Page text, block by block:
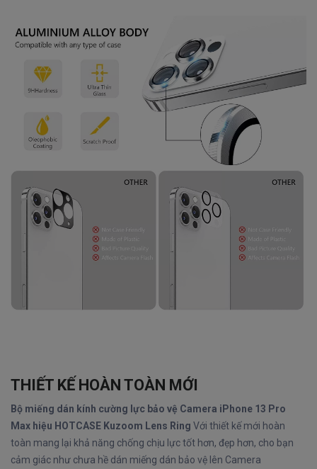
THIẾT KẾ HOÀN TOÀN MỚI
Bộ miếng dán kính cường lực bảo vệ Camera iPhone 13 Pro
Max hiệu HOTCASE Kuzoom Lens Ring Với thiết kế mới hoàn
toàn mang lại khả năng chống chịu lực tốt hơn, đẹp hơn, cho bạn
cảm giác như chưa hề dán miếng dán bảo vệ lên Camera